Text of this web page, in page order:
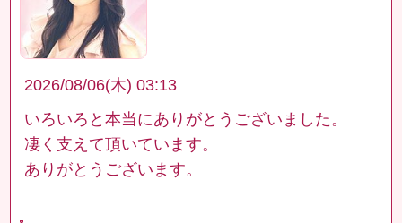
2026/08/06(木) 03:13
いろいろと本当にありがとうございました。
凄く支えて頂いています。
ありがとうございます。